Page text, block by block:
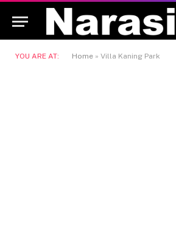
YOU ARE AT: Home » Villa Kaning Park